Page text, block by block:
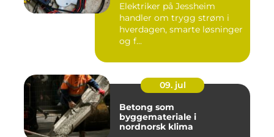
Elektriker på Jessheim
handler om trygg strøm i
hverdagen, smarte løsninger
og f...
09. jul
Betong som
byggemateriale i
nordnorsk klima